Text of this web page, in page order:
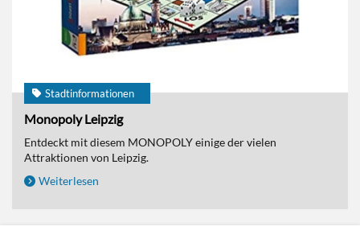
Stadtinformationen
Monopoly Leipzig
Entdeckt mit diesem MONOPOLY einige der vielen
Attraktionen von Leipzig.
Weiterlesen